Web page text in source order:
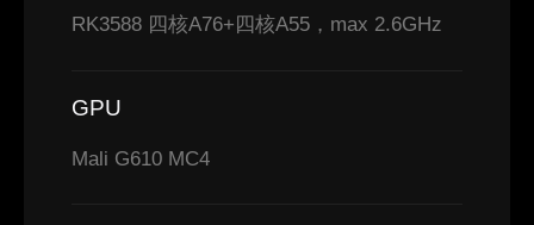
RK3588 四核A76+四核A55，max 2.6GHz
GPU
Mali G610 MC4